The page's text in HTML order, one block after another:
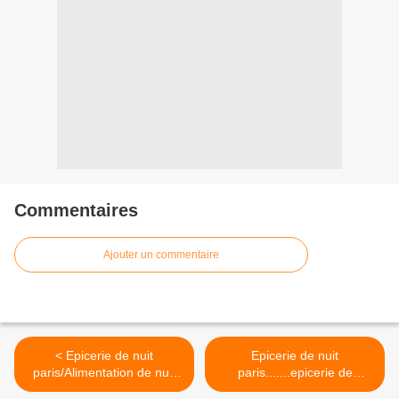
Commentaires
Ajouter un commentaire
< Epicerie de nuit
paris/Alimentation de nuit
paris
Epicerie de nuit
paris.......epicerie de
nuit.paris >